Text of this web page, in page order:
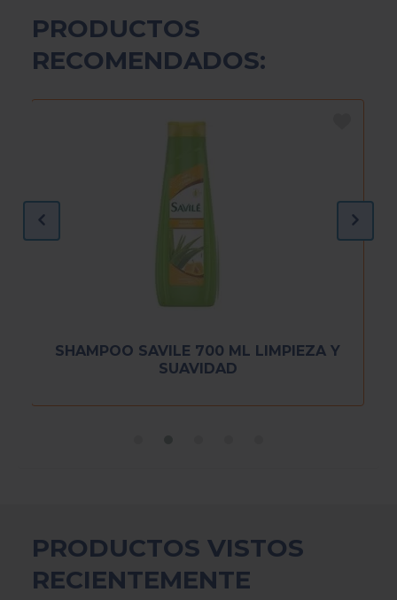
PRODUCTOS
RECOMENDADOS:
SHAMPOO SAVILE 700 ML LIMPIEZA Y
SUAVIDAD
PRODUCTOS VISTOS
RECIENTEMENTE